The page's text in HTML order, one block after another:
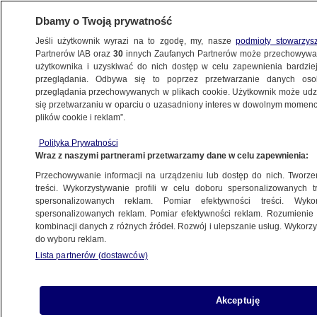
POLSKA
podejrzanego o wysadzenie Nord Stream
17.10.2025, 14:11
Posłuchaj artykułu
Czyta lektor AI
Dbamy o Twoją prywatność
Jeśli użytkownik wyrazi na to zgodę, my, naszepodmioty
Partnerów IAB oraz30 innych Zaufanych Partnerów może
użytkownika i uzyskiwać do nich dostęp w celu zapewnienia
przeglądania. Odbywa się to poprzez przetwarzanie danych
przeglądania przechowywanych w plikach cookie. Użytkownik może
się przetwarzaniu w oparciu o uzasadniony interes w dowolnym
plików cookie i reklam”.
Polityka Prywatności
Wraz z naszymi partnerami przetwarzamy dane w celu zapewnienia:
Przechowywanie informacji na urządzeniu lub dostęp do nich.
treści. Wykorzystywanie profili w celu doboru spersonalizowanych
spersonalizowanych reklam. Pomiar efektywności treści.
spersonalizowanych reklam. Pomiar efektywności reklam.
kombinacji danych z różnych źródeł. Rozwój i ulepszanie usług.
do wyboru reklam.
Lista partnerów (dostawców)
Akceptuję